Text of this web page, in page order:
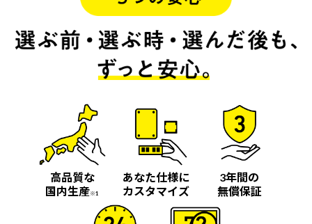
高品質な
国内生産※1
あなた仕様に
カスタマイズ
3年間の
無償保証